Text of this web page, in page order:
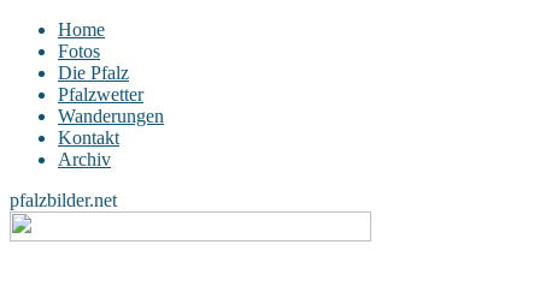
Home
Fotos
Die Pfalz
Pfalzwetter
Wanderungen
Kontakt
Archiv
pfalzbilder.net